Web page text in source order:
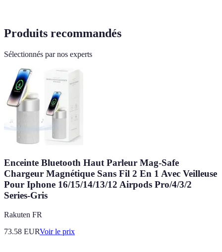
Produits recommandés
Sélectionnés par nos experts
Enceinte Bluetooth Haut Parleur Mag-Safe
Chargeur Magnétique Sans Fil 2 En 1 Avec Veilleuse
Pour Iphone 16/15/14/13/12 Airpods Pro/4/3/2
Series-Gris
Rakuten FR
73.58 EURVoir le prix